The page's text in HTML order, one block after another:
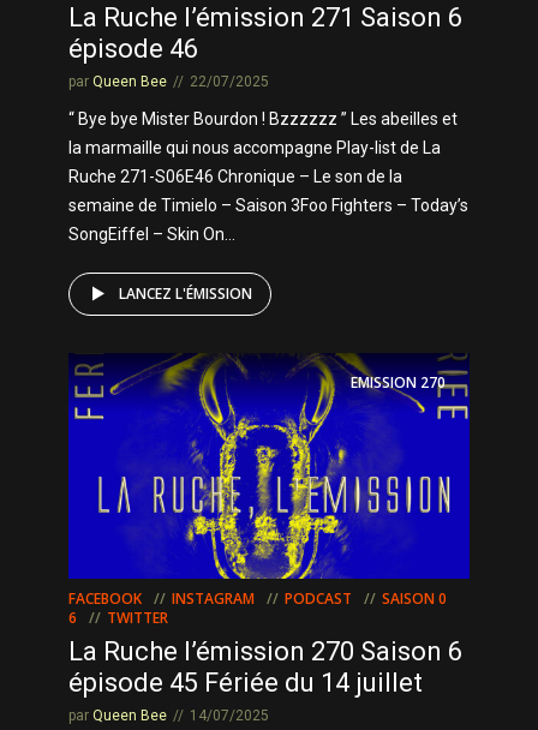
La Ruche l’émission 271 Saison 6
épisode 46
par Queen Bee 22/07/2025
“ Bye bye Mister Bourdon ! Bzzzzzz ” Les abeilles et
la marmaille qui nous accompagne Play-list de La
Ruche 271-S06E46 Chronique – Le son de la
semaine de Timielo – Saison 3Foo Fighters – Today’s
SongEiffel – Skin On...
LANCEZ L'ÉMISSION
EMISSION270
FACEBOOK INSTAGRAM PODCAST
SAISON 0
6
TWITTER
La Ruche l’émission 270 Saison 6
épisode 45 Fériée du 14 juillet
par Queen Bee 14/07/2025